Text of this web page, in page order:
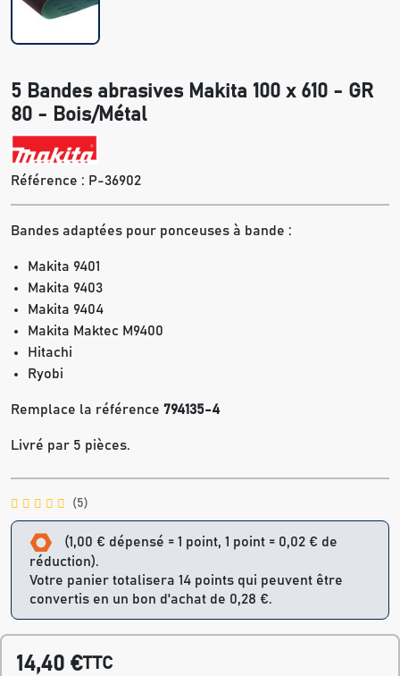
5 Bandes abrasives Makita 100 x 610 - GR
80 - Bois/Métal
Référence : P-36902
Bandes adaptées pour ponceuses à bande :
Makita 9401
Makita 9403
Makita 9404
Makita Maktec M9400
Hitachi
Ryobi
Remplace la référence 794135-4
Livré par 5 pièces.
(5)
(1,00 € dépensé = 1 point, 1 point = 0,02 € de
réduction).
Votre panier totalisera 14 points qui peuvent être
convertis en un bon d'achat de 0,28 €.
14,40 €TTC